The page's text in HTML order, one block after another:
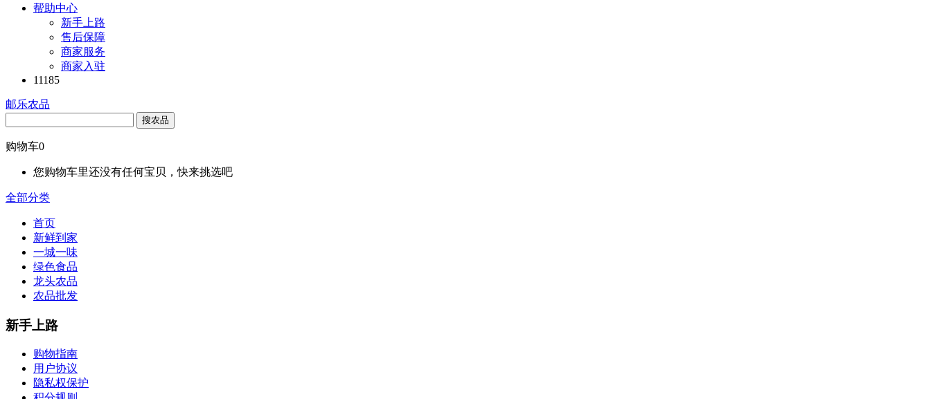
帮助中心
新手上路
售后保障
商家服务
商家入驻
11185
邮乐农品
搜农品
购物车0
您购物车里还没有任何宝贝，快来挑选吧
全部分类
首页
新鲜到家
一城一味
绿色食品
龙头农品
农品批发
新手上路
购物指南
用户协议
隐私权保护